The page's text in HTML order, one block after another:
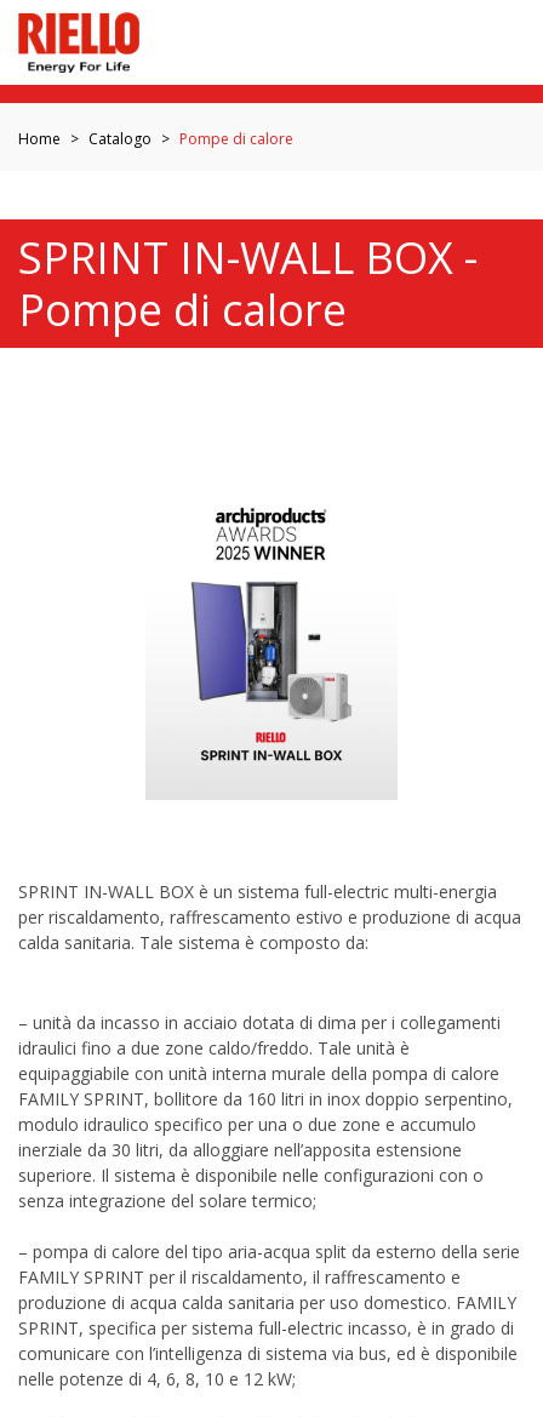
Home Catalogo Pompe di calore
SPRINT IN-WALL BOX -
Pompe di calore
SPRINT IN-WALL BOX è un sistema full-electric multi-energia
per riscaldamento, raffrescamento estivo e produzione di acqua
calda sanitaria. Tale sistema è composto da:
– unità da incasso in acciaio dotata di dima per i collegamenti
idraulici fino a due zone caldo/freddo. Tale unità è
equipaggiabile con unità interna murale della pompa di calore
FAMILY SPRINT, bollitore da 160 litri in inox doppio serpentino,
modulo idraulico specifico per una o due zone e accumulo
inerziale da 30 litri, da alloggiare nell’apposita estensione
superiore. Il sistema è disponibile nelle configurazioni con o
senza integrazione del solare termico;
– pompa di calore del tipo aria-acqua split da esterno della serie
FAMILY SPRINT per il riscaldamento, il raffrescamento e
produzione di acqua calda sanitaria per uso domestico. FAMILY
SPRINT, specifica per sistema full-electric incasso, è in grado di
comunicare con l’intelligenza di sistema via bus, ed è disponibile
nelle potenze di 4, 6, 8, 10 e 12 kW;